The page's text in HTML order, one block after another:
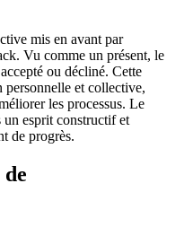
mis en avant par
Vu comme un présent, le
ou décliné. Cette
personnelle et collective,
les processus. Le
un esprit constructif et
de progrès.